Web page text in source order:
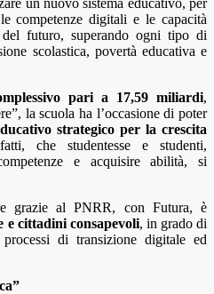
competenze digitali e le capacità
futuro, superando ogni tipo di
scolastica, povertà educativa e
pari a 17,59 miliardi,
la scuola ha l’occasione di poter
strategico per la crescita
che studentesse e studenti,
e acquisire abilità, si
grazie al PNRR, con Futura, è
e cittadini consapevoli, in grado di
di transizione digitale ed